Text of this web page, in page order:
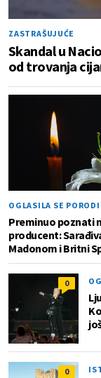
ZASTRAŠUJUĆE
Skandal u
od trovanja
OGLASILA SE
Preminuo poznati
producent:
Madonom i Britni
0
0